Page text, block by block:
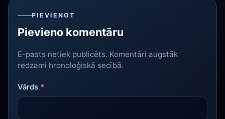
PIEVIENOT
Pievieno komentāru
E-pasts netiek publicēts. Komentāri augstāk
redzami hronoloģiskā secībā.
Vārds *